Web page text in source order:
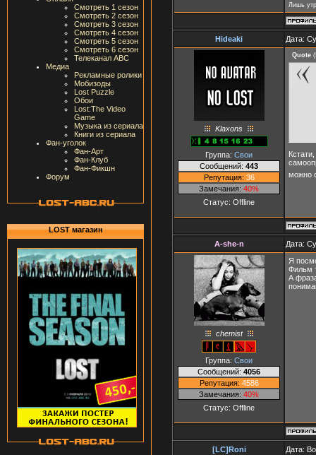
Смотреть 1 сезон
Смотреть 2 сезон
Смотреть 3 сезон
Смотреть 4 сезон
Смотреть 5 сезон
Смотреть 6 сезон
Телеканал ABC
Медиа
Рекламные ролики
Мобизоды
Lost Puzzle
Обои
Lost:The Video
Game
Музыка из сериала
Книги из сериала
Фан-уголок
Фан-Арт
Фан-Клуб
Фан-Фикшн
Форум
LOST магазин
Лишь
Hideaki Дата:
Klaxons
Группа: Свои
Сообщений: 443
Репутация: 36
Замечания: 40%
Статус: Offline
Quote (
можно
A-she-n Дата:
chemist
Группа: Свои
Сообщений: 4056
Репутация: 4586
Замечания: 40%
Статус: Offline
Я
Фильм
А
[LC]Roni Дата: